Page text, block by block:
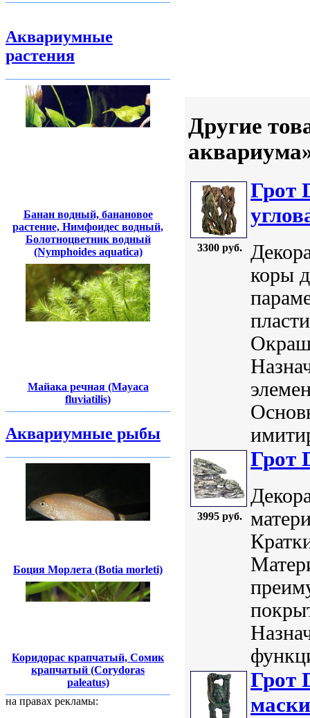
Аквариумные
растения
Банан водный, банановое
растение, Нимфоидес водный,
Болотноцветник водный
(Nymphoides aquatica)
Майака речная (Mayaca
fluviatilis)
Аквариумные рыбы
Боция Морлета (Botia morleti)
Коридорас крапчатый, Сомик
крапчатый (Corydoras
paleatus)
на правах рекламы:
Другие
3300 руб.
Грот
коры
3995 руб.
Грот
Грот